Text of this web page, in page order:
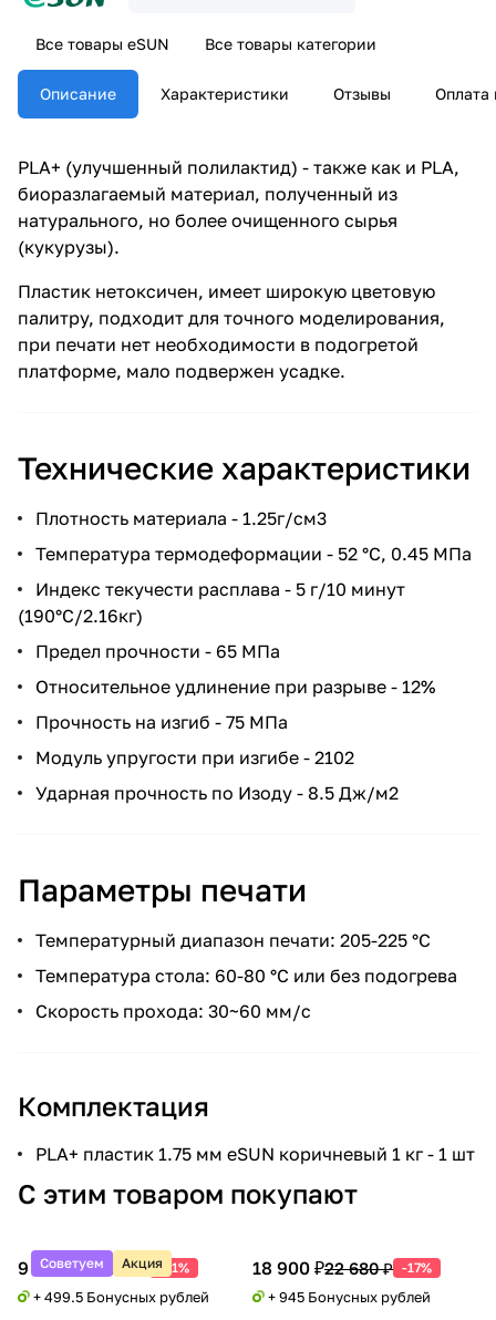
Все товары eSUN Все товары категории
Описание Характеристики Отзывы Оплата
PLA+ (улучшенный полилактид) - также как и PLA,
биоразлагаемый материал, полученный из
натурального, но более очищенного сырья
(кукурузы).
Пластик нетоксичен, имеет широкую цветовую
палитру, подходит для точного моделирования,
при печати нет необходимости в подогретой
платформе, мало подвержен усадке.
Технические характеристики
Плотность материала - 1.25г/см3
Температура термодеформации - 52 °C, 0.45 МПа
Индекс текучести расплава - 5 г/10 минут
(190°C/2.16кг)
Предел прочности - 65 МПа
Относительное удлинение при разрыве - 12%
Прочность на изгиб - 75 МПа
Модуль упругости при изгибе - 2102
Ударная прочность по Изоду - 8.5 Дж/м2
Параметры печати
Температурный диапазон печати: 205-225 °С
Температура стола: 60-80 °С или без подогрева
Скорость прохода: 30~60 мм/с
Комплектация
PLA+ пластик 1.75 мм eSUN коричневый 1 кг - 1 шт
С этим товаром покупают
Советуем Акция
9 990 ₽20 388 ₽ -51%
+ 499.5 Бонусных рублей
18 900 ₽22 680 ₽ -17%
+ 945 Бонусных рублей